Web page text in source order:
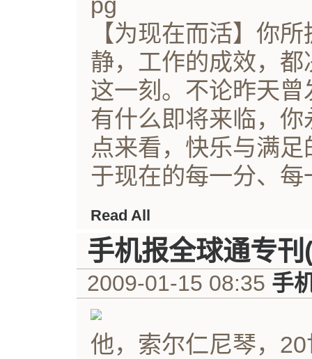
【为现在而活】你
静，工作的成效，
这一刻。不论昨天
有什么即将来临，你
点来看，快乐与满
于现在的每一分、每
Read All
手机报全球通专
2009-01-15 08:35 手
他，索尔仁尼琴，